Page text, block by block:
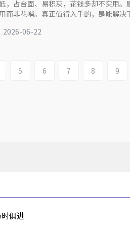
，占台面、易积灰，花钱多却不实用
而非花哨。真正值得入手的，是能解决
2026-06-22
5 6 7 8 9
俱进